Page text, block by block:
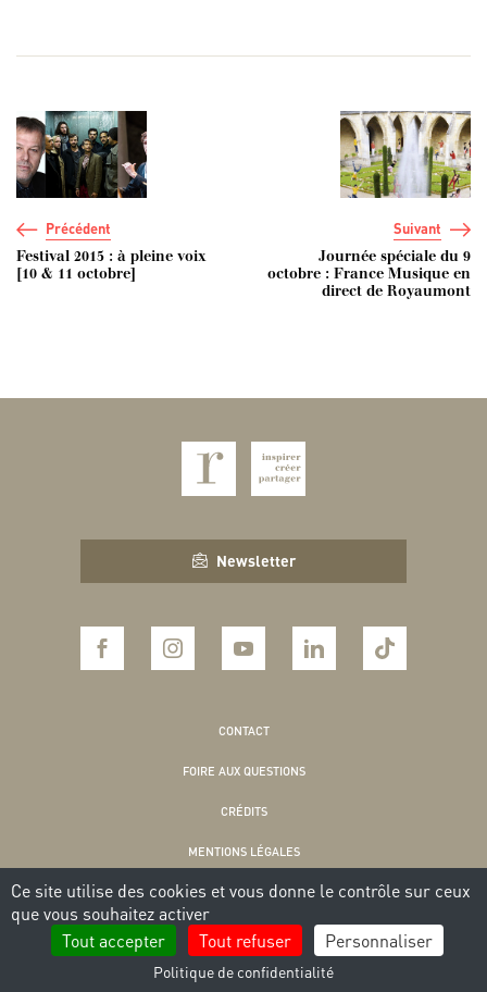
Navigation de l’article
Précédent
Festival 2015 : à pleine voix
[10 & 11 octobre]
Suivant
Journée spéciale du 9
octobre : France Musique en
direct de Royaumont
Newsletter
CONTACT
FOIRE AUX QUESTIONS
CRÉDITS
MENTIONS LÉGALES
POLITIQUE DE CONFIDENTIALITÉ
COOKIES
Ce site utilise des cookies et vous donne le contrôle sur ceux
que vous souhaitez activer
Tout accepter
Tout refuser Personnaliser
Politique de confidentialité